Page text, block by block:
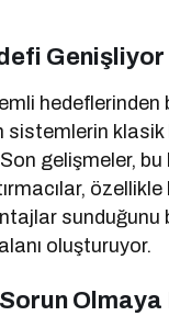
Genişliyor
gelişmeler,
oluşturuyor.
Olmaya